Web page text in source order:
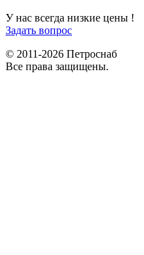
У нас всегда низкие цены !
Задать вопрос
© 2011-2026 Петроснаб
Все права защищены.